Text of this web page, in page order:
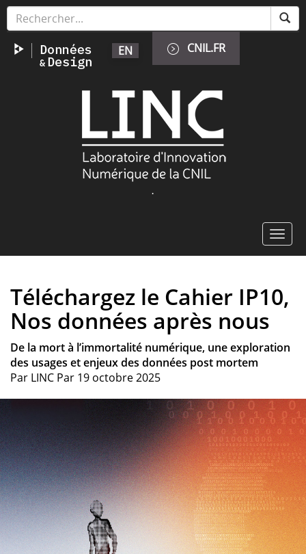
Aller
principal
EN CNIL.FR
.
Téléchargez le Cahier IP10,
Nos données après nous
De la mort à l’immortalité numérique, une exploration
des usages et enjeux des données post mortem
Par LINC Par 19 octobre 2025
Panneau de gestion des cookies